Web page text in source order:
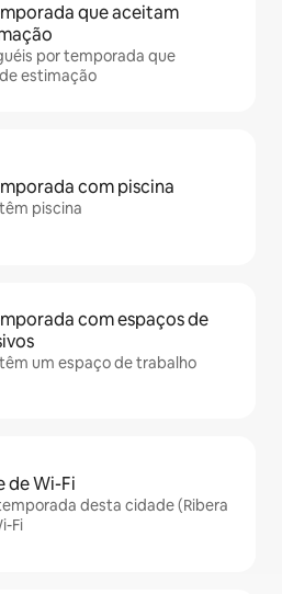
que aceitam
por temporada que
estimação
com piscina
piscina
com espaços de
um espaço de trabalho
de Wi-Fi
desta cidade (Ribera
Fi